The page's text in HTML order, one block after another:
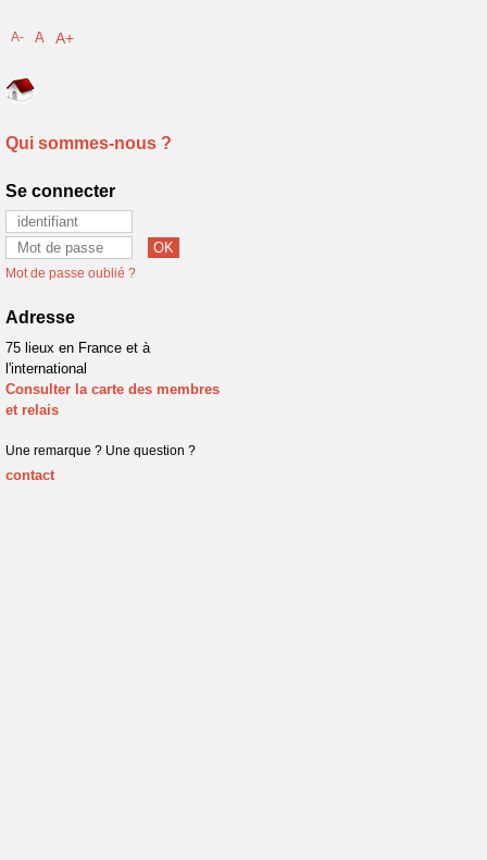
A- A A+
Qui sommes-nous ?
Se connecter
Mot de passe oublié ?
Adresse
75 lieux en France et à
l'international
Consulter la carte des membres
et relais
Une remarque ? Une question ?
contact